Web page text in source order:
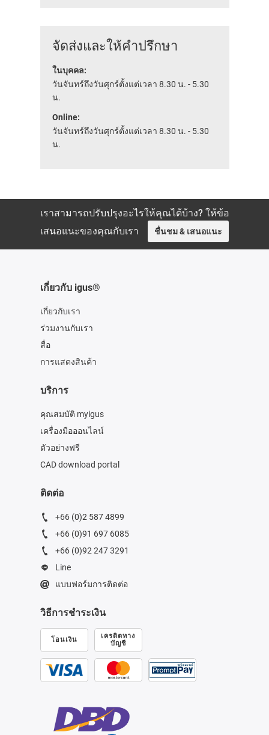
จัดส่งและให้คำปรึกษา
ในบุคคล:
วันจันทร์ถึงวันศุกร์ตั้งแต่เวลา 8.30 น. - 5.30
น.
Online:
วันจันทร์ถึงวันศุกร์ตั้งแต่เวลา 8.30 น. - 5.30
น.
เราสามารถปรับปรุงอะไรให้คุณได้บ้าง? ให้ข้อ
เสนอแนะของคุณกับเรา
ชื่นชม & เสนอแนะ
เกี่ยวกับ igus®
เกี่ยวกับเรา
ร่วมงานกับเรา
สื่อ
การแสดงสินค้า
บริการ
คุณสมบัติ myigus
เครื่องมือออนไลน์
ตัวอย่างฟรี
CAD download portal
ติดต่อ
+66 (0)2 587 4899
+66 (0)91 697 6085
+66 (0)92 247 3291
Line
แบบฟอร์มการติดต่อ
วิธีการชำระเงิน
โอนเงิน
เครดิตทาง
บัญชี